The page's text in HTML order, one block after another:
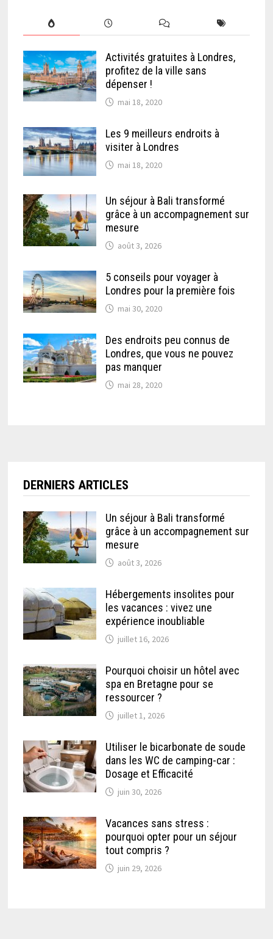
Activités gratuites à Londres,
profitez de la ville sans
dépenser !
mai 18, 2020
Les 9 meilleurs endroits à
visiter à Londres
mai 18, 2020
Un séjour à Bali transformé
grâce à un accompagnement sur
mesure
août 3, 2026
5 conseils pour voyager à
Londres pour la première fois
mai 30, 2020
Des endroits peu connus de
Londres, que vous ne pouvez
pas manquer
mai 28, 2020
DERNIERS ARTICLES
Un séjour à Bali transformé
grâce à un accompagnement sur
mesure
août 3, 2026
Hébergements insolites pour
les vacances : vivez une
expérience inoubliable
juillet 16, 2026
Pourquoi choisir un hôtel avec
spa en Bretagne pour se
ressourcer ?
juillet 1, 2026
Utiliser le bicarbonate de soude
dans les WC de camping-car :
Dosage et Efficacité
juin 30, 2026
Vacances sans stress :
pourquoi opter pour un séjour
tout compris ?
juin 29, 2026